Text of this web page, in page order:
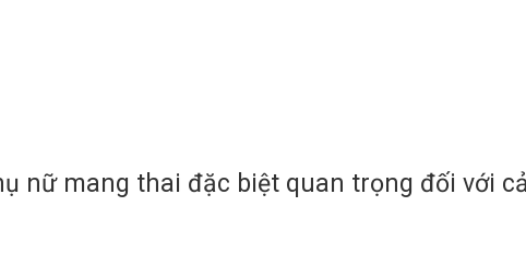
nữ mang thai đặc biệt quan trọng đối với